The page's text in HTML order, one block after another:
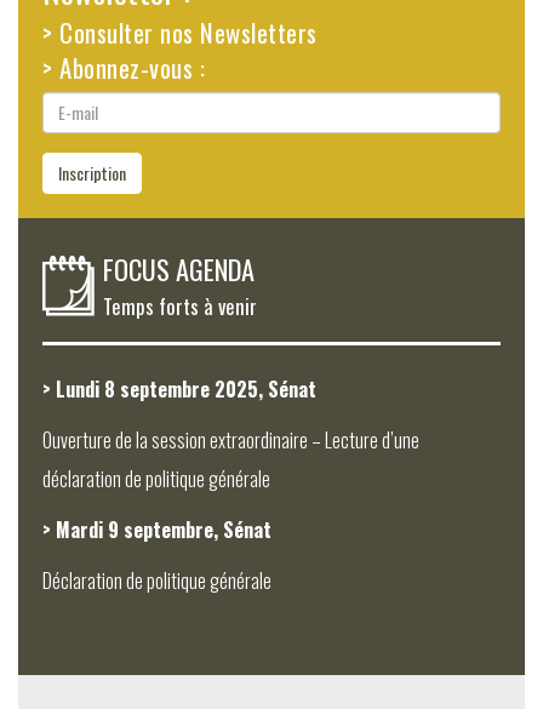
> Consulter nos Newsletters
> Abonnez-vous :
E-
mail
Inscription
FOCUS AGENDA
Temps forts à venir
> Lundi 8 septembre 2025, Sénat
Ouverture de la session extraordinaire – Lecture d’une
déclaration de politique générale
> Mardi 9 septembre, Sénat
Déclaration de politique générale